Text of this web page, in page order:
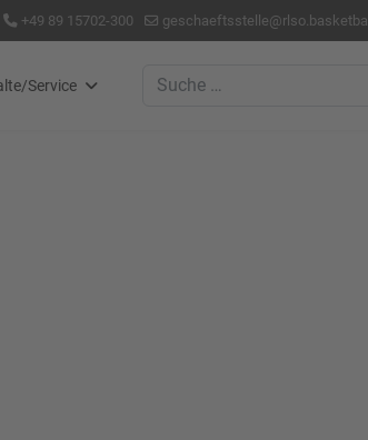
+49 89 15702-300 geschaeftsstelle@rlso.basketball
Service Suchen